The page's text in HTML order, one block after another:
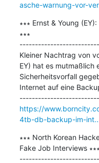
asche-warnung-vor-
∗∗∗ Ernst & Young
∗∗∗
Kleiner Nachtrag von
EY) hat es mutmaßlich
Sicherheitsvorfall
Internet auf eine
https://
4tb-db-backup-im-
∗∗∗ North Korean
Fake Job Interviews ∗∗∗